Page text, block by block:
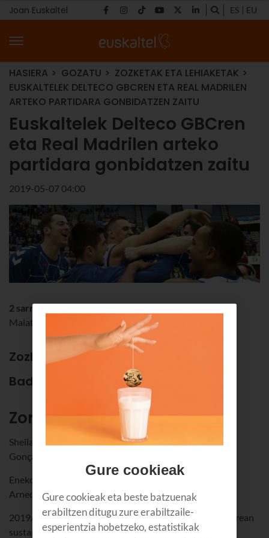
Joan Euskaltel ES EU
HASIERA GOZATU
ZOZKETAK ETA LEHIAKETAK
EUSKALTELEK DELTECO GBCREN ETA REAL MADRILEN
ARTEKO PARTIDARA GONBIDATZEN ZAITU
Euskaltelek Delteco GBCren
eta Real Madrilen arteko
partidara gonbidatzen zaitu
2019-05-07 04:00
2 sarrera bikoitz
Maiatzak 26 - Donostia Arena (Donostia)
Zozketa hau bukatu da.
Baditugu irabazleak!
Zorionak!
Sheila
Gonçalves
Eneko
Arnedo Sagasti
2019/05/07tik 2019/05/12ra bitartean izango da indarrean
sustapen hau. Euskaltelen bezeroentzat bakarrik da.
Gure cookieak
Gure cookieak eta beste batzuenak
erabiltzen ditugu zure erabiltzaile-
esperientzia hobetzeko, estatistikak